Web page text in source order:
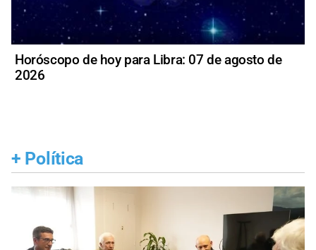
Horóscopo de hoy para Libra: 07 de agosto de
2026
+ Política